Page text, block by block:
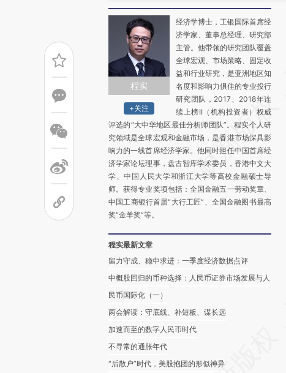
程实
+关注
经济学博士，工银国际首席经
济学家、董事总经理、研究部
主管。他带领的研究团队覆盖
全球宏观、市场策略、固定收
益和行业研究，是亚洲地区知
名度和影响力俱佳的专业投行
研究团队，2017、2018年连
续上榜II（机构投资者）权威
评选的“大中华地区最佳分析师团队”。程实个人研
究领域是全球宏观和金融市场，是香港市场深具影
响力的一线首席经济学家。他同时担任中国首席经
济学家论坛理事，盘古智库学术委员，香港中文大
学、中国人民大学和浙江大学等高校金融硕士导
师。获得专业奖项包括：全国金融五一劳动奖章、
中国工商银行首届“大行工匠”、全国金融图书最高
奖“金羊奖”等。
程实最新文章
留力守成、稳中求进：一季度经济数据点评
中概股回归的币种选择：人民币证券市场发展与人
民币国际化（一）
两会解读：守底线、补短板、谋长远
加速而至的数字人民币时代
不寻常的通胀年代
“后散户”时代，美股抱团的形似神异